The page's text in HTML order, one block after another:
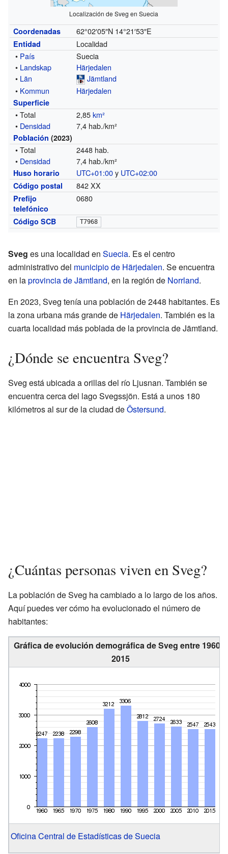
Localización de Sveg en Suecia
Coordenadas 62°02′05″N 14°21′53″E
Entidad
Localidad
• País
Suecia
• Landskap
Härjedalen
• Län
Jämtland
• Kommun Härjedalen
Superficie
• Total 2,85km²
• Densidad 7,4 hab./km²
Población (2023)
• Total
2448 hab.
• Densidad 7,4 hab./km²
Huso horario UTC+01:00y UTC+02:00
Código postal 842 XX
Prefijo
telefónico
0680
Código SCB T7968
Sveg es una localidad en Suecia. Es el centro
administrativo del municipio de Härjedalen. Se encuentra
en laprovincia de Jämtland, en la región de Norrland.
En 2023, Sveg tenía una población de 2448 habitantes. Es
la zona urbana más grande de Härjedalen. También es la
cuarta localidad más poblada de la provincia de Jämtland.
¿Dónde se encuentra Sveg?
Sveg está ubicada a orillas del río Ljusnan. También se
encuentra cerca del lago Svegssjön. Está a unos 180
kilómetros al sur de la ciudad deÖstersund.
¿Cuántas personas viven en Sveg?
La población de Sveg ha cambiado a lo largo de los años.
Aquí puedes ver cómo ha evolucionado el número de
habitantes:
Gráfica de evolución demográfica de Sveg entre 1960 y
2015
Oficina Central de Estadísticas de Suecia